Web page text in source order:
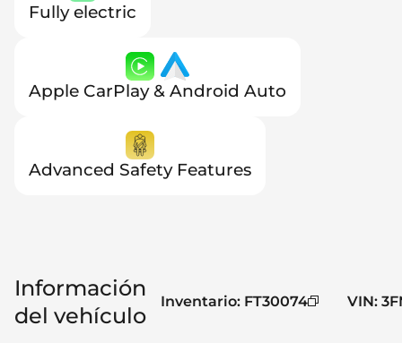
Fully electric
Apple CarPlay & Android Auto
Advanced Safety Features
Información
del vehículo
Inventario: FT30074 VIN: